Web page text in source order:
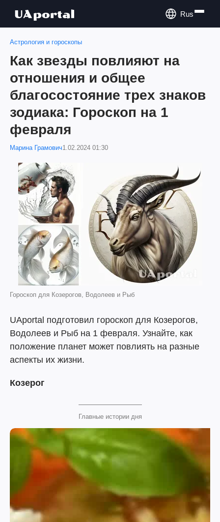
Rus
Астрология и гороскопы
Как звезды повлияют на
отношения и общее
благосостояние трех знаков
зодиака: Гороскоп на 1
февраля
Марина Грамович1.02.2024 01:30
Гороскоп для Козерогов, Водолеев и Рыб
UAportal подготовил гороскоп для Козерогов,
Водолеев и Рыб на 1 февраля. Узнайте, как
положение планет может повлиять на разные
аспекты их жизни.
Козерог
Главные истории дня